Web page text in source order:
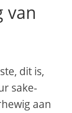
van
dit is,
sake-
aan